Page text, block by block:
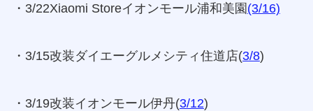
・3/22Xiaomi Storeイオンモール浦和美園(3/16)
・3/15改装ダイエーグルメシティ住道店(3/8)
・3/19改装イオンモール伊丹(3/12)